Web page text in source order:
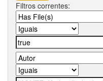
Filtros correntes: